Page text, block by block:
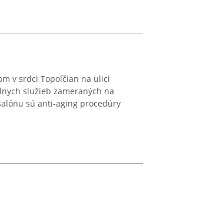
v srdci Topoľčian na ulici
služieb zameraných na
sú anti-aging procedúry